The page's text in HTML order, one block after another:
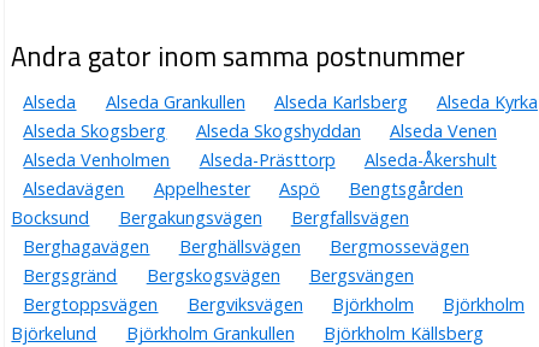
Andra gator inom samma postnummer
Alseda Alseda Grankullen Alseda Karlsberg
Alseda Kyrka
Alseda Skogsberg
Alseda Skogshyddan
Alseda Venen
Alseda Venholmen
Alseda-Prästtorp
Alseda-Åkershult
Alsedavägen
Appelhester Aspö
Bengtsgården
Bocksund
Bergakungsvägen
Bergfallsvägen
Berghagavägen
Berghällsvägen
Bergmossevägen
Bergsgränd
Bergskogsvägen
Bergsvängen
Bergtoppsvägen
Bergviksvägen Björkholm
Björkholm
Björkelund
Björkholm Grankullen
Björkholm Källsberg